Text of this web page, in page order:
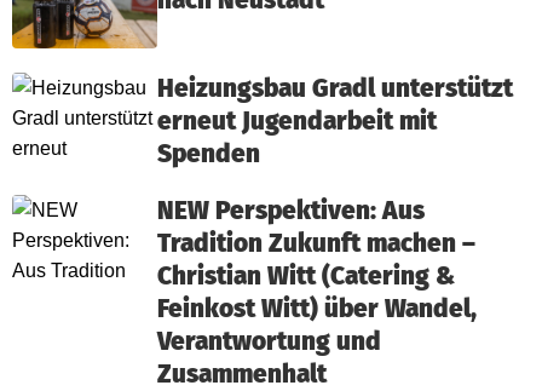
Heizungsbau Gradl unterstützt
erneut Jugendarbeit mit
Spenden
NEW Perspektiven: Aus
Tradition Zukunft machen –
Christian Witt (Catering &
Feinkost Witt) über Wandel,
Verantwortung und
Zusammenhalt